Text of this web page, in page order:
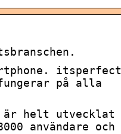
itsperfect
på alla
är helt utvecklat
användare och